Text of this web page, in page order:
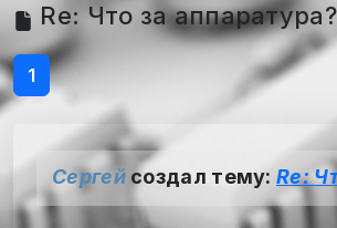
Re: Что за аппаратура?
1
Сергейсоздал тему:Re: